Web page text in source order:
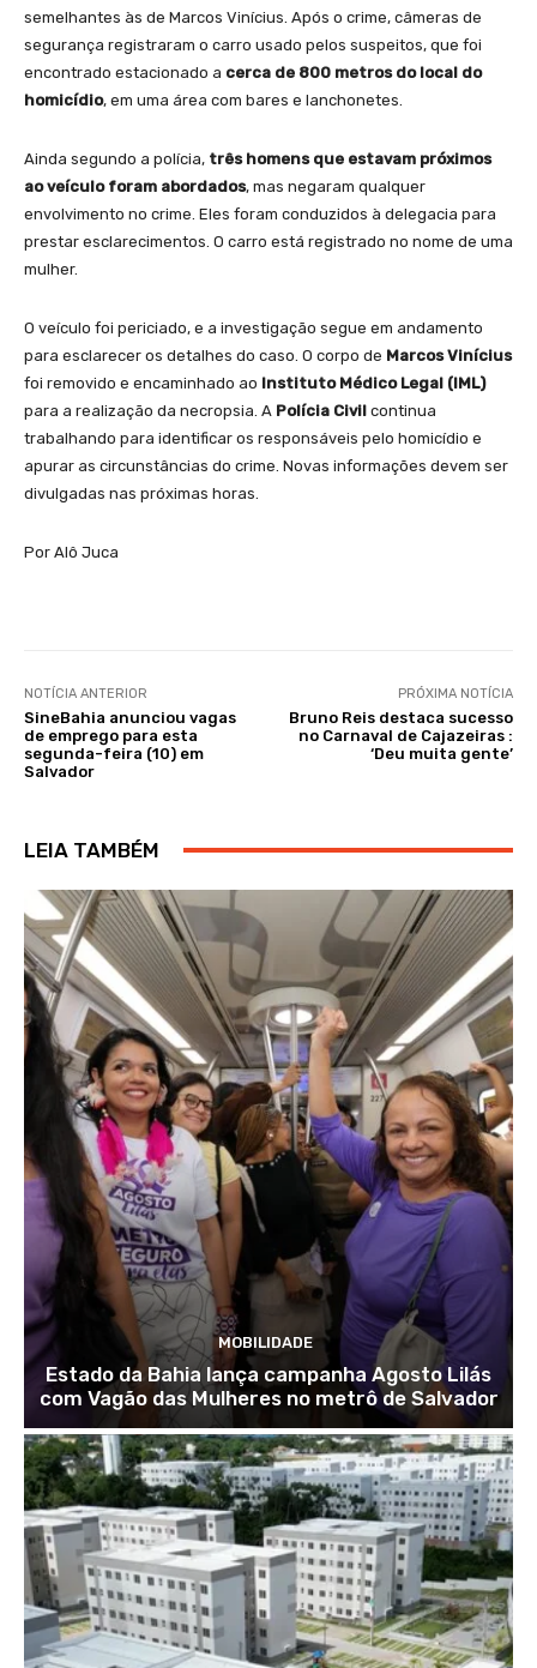
semelhantes às de Marcos Vinícius. Após o crime, câmeras de
segurança registraram o carro usado pelos suspeitos, que foi
encontrado estacionado a cerca de 800 metros do local do
homicídio, em uma área com bares e lanchonetes.
Ainda segundo a polícia, três homens que estavam próximos
ao veículo foram abordados, mas negaram qualquer
envolvimento no crime. Eles foram conduzidos à delegacia para
prestar esclarecimentos. O carro está registrado no nome de uma
mulher.
O veículo foi periciado, e a investigação segue em andamento
para esclarecer os detalhes do caso. O corpo de Marcos Vinícius
foi removido e encaminhado ao Instituto Médico Legal (IML)
para a realização da necropsia. A Polícia Civil continua
trabalhando para identificar os responsáveis pelo homicídio e
apurar as circunstâncias do crime. Novas informações devem ser
divulgadas nas próximas horas.
Por Alô Juca
NOTÍCIA ANTERIOR
SineBahia anunciou vagas
de emprego para esta
segunda-feira (10) em
Salvador
PRÓXIMA NOTÍCIA
Bruno Reis destaca sucesso
no Carnaval de Cajazeiras :
‘Deu muita gente’
LEIA TAMBÉM
MOBILIDADE
Estado da Bahia lança campanha Agosto Lilás
com Vagão das Mulheres no metrô de Salvador